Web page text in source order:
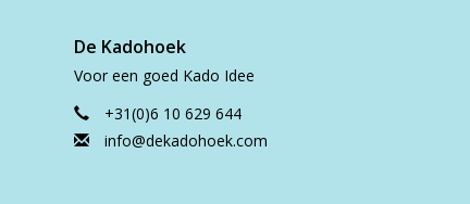
De Kadohoek
Voor een goed Kado Idee
+31(0)6 10 629 644
info@dekadohoek.com